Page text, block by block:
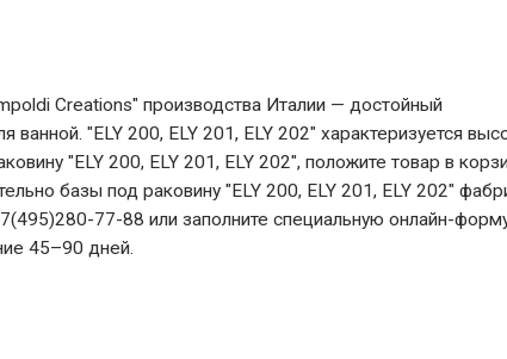
Creations" производства Италии — достойный
"ELY 200, ELY 201, ELY 202" характеризуется
"ELY 200, ELY 201, ELY 202", положите товар в
базы под раковину "ELY 200, ELY 201, ELY 202"
77-88 или заполните специальную онлайн-
45–90 дней.